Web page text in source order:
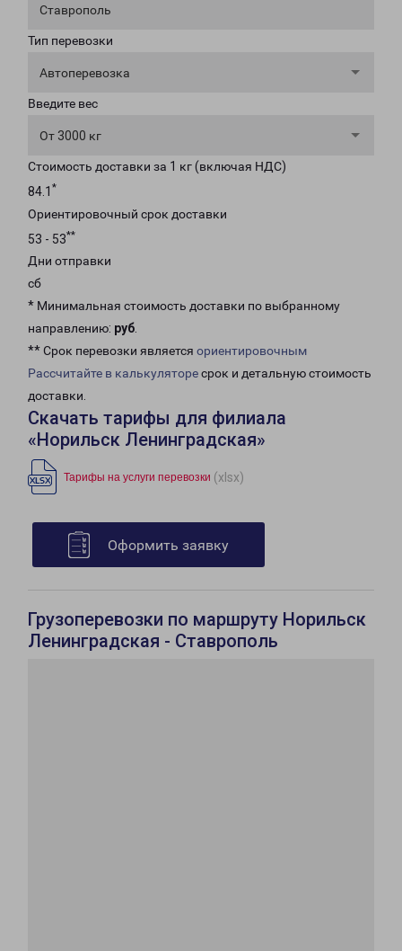
Ставрополь
Тип перевозки
Автоперевозка
Введите вес
От 3000 кг
Стоимость доставки за 1 кг (включая НДС)
84.1 *
Ориентировочный срок доставки
53 - 53**
Дни отправки
сб
* Минимальная стоимость доставки по выбранному
направлению: руб.
** Срок перевозки является ориентировочным
Рассчитайте в калькуляторесрок и детальную стоимость
доставки.
Скачать тарифы для филиала
«Норильск Ленинградская»
Тарифы на услуги перевозки (xlsx)
Оформить заявку
Грузоперевозки по маршруту Норильск
Ленинградская - Ставрополь